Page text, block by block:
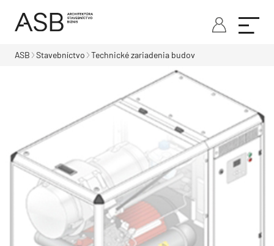
ASB Stavebníctvo Technické zariadenia budov